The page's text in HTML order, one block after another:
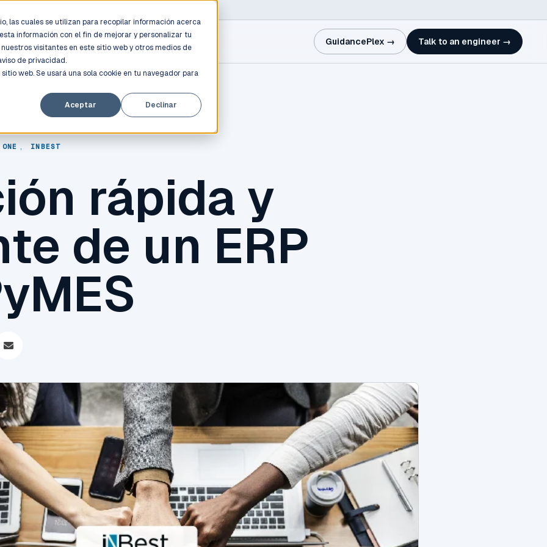
las cuales se utilizan para recopilar información acerca
información con el fin de mejorar y personalizar tu
visitantes en este sitio web y otros medios de
de privacidad.
web. Se usará una sola cookie en tu navegador para
Aceptar Declinar
GuidancePlex → Talk to an engineer →
INBEST
rápida y
de un ERP